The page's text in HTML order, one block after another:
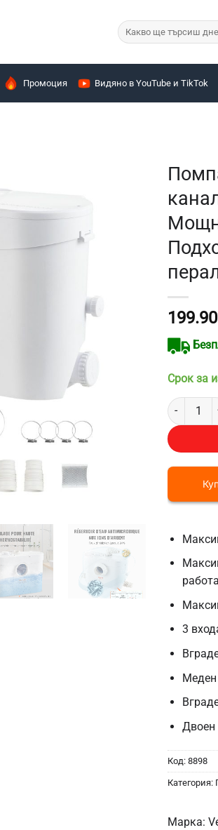
Търсене
за:
Промоция Видяно в YouTube и TikTok
199.90
Срок за
работа
3
Меден
Двоен
Код: 8898
Категория:
Марка: